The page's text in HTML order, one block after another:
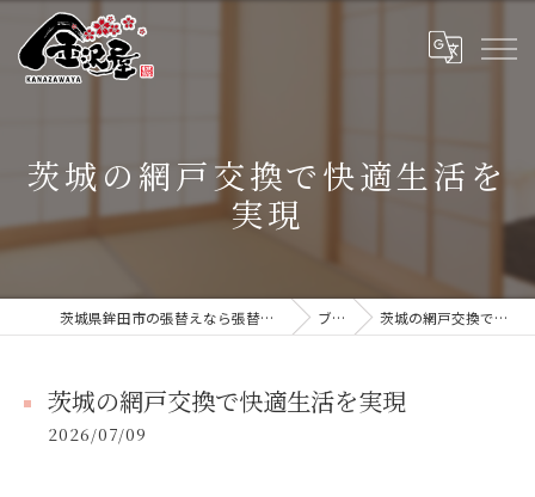
茨城の網戸交換で快適生活を
実現
茨城県鉾田市の張替えなら張替本舗 金沢屋 大洗・鹿嶋店 ブログ 茨城の網戸交換で快適生活を実現
茨城の網戸交換で快適生活を実現
2026/07/09